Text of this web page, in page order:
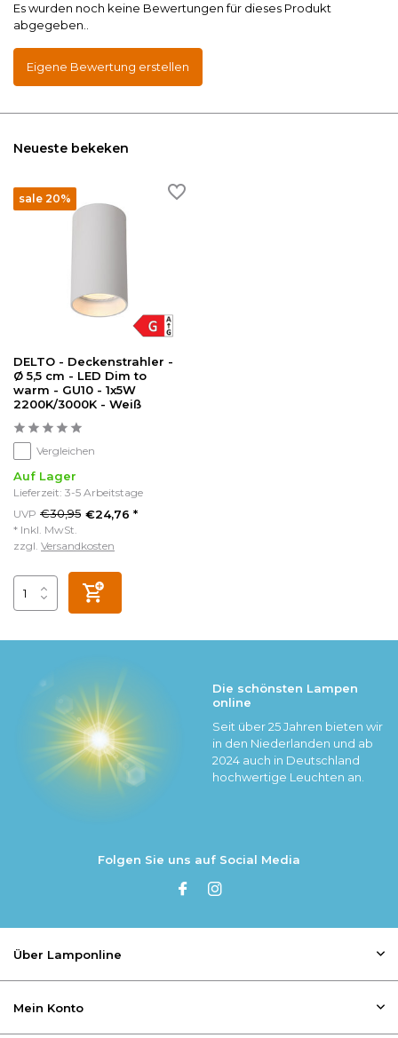
Es wurden noch keine Bewertungen für dieses Produkt
abgegeben..
Eigene Bewertung erstellen
Neueste bekeken
sale 20%
DELTO - Deckenstrahler -
Ø 5,5 cm - LED Dim to
warm - GU10 - 1x5W
2200K/3000K - Weiß
Vergleichen
Auf Lager
Lieferzeit: 3-5 Arbeitstage
UVP €30,95 €24,76 *
* Inkl. MwSt.
zzgl. Versandkosten
Die schönsten Lampen
online
Seit über 25 Jahren bieten wir
in den Niederlanden und ab
2024 auch in Deutschland
hochwertige Leuchten an.
Folgen Sie uns auf Social Media
Über Lamponline
Mein Konto